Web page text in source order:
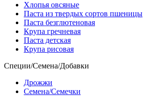
Хлопья овсяные
Паста из твердых сортов пшеницы
Паста безглютеновая
Крупа гречневая
Паста детская
Крупа рисовая
Специи/Семена/Добавки
Дрожжи
Семена/Семечки